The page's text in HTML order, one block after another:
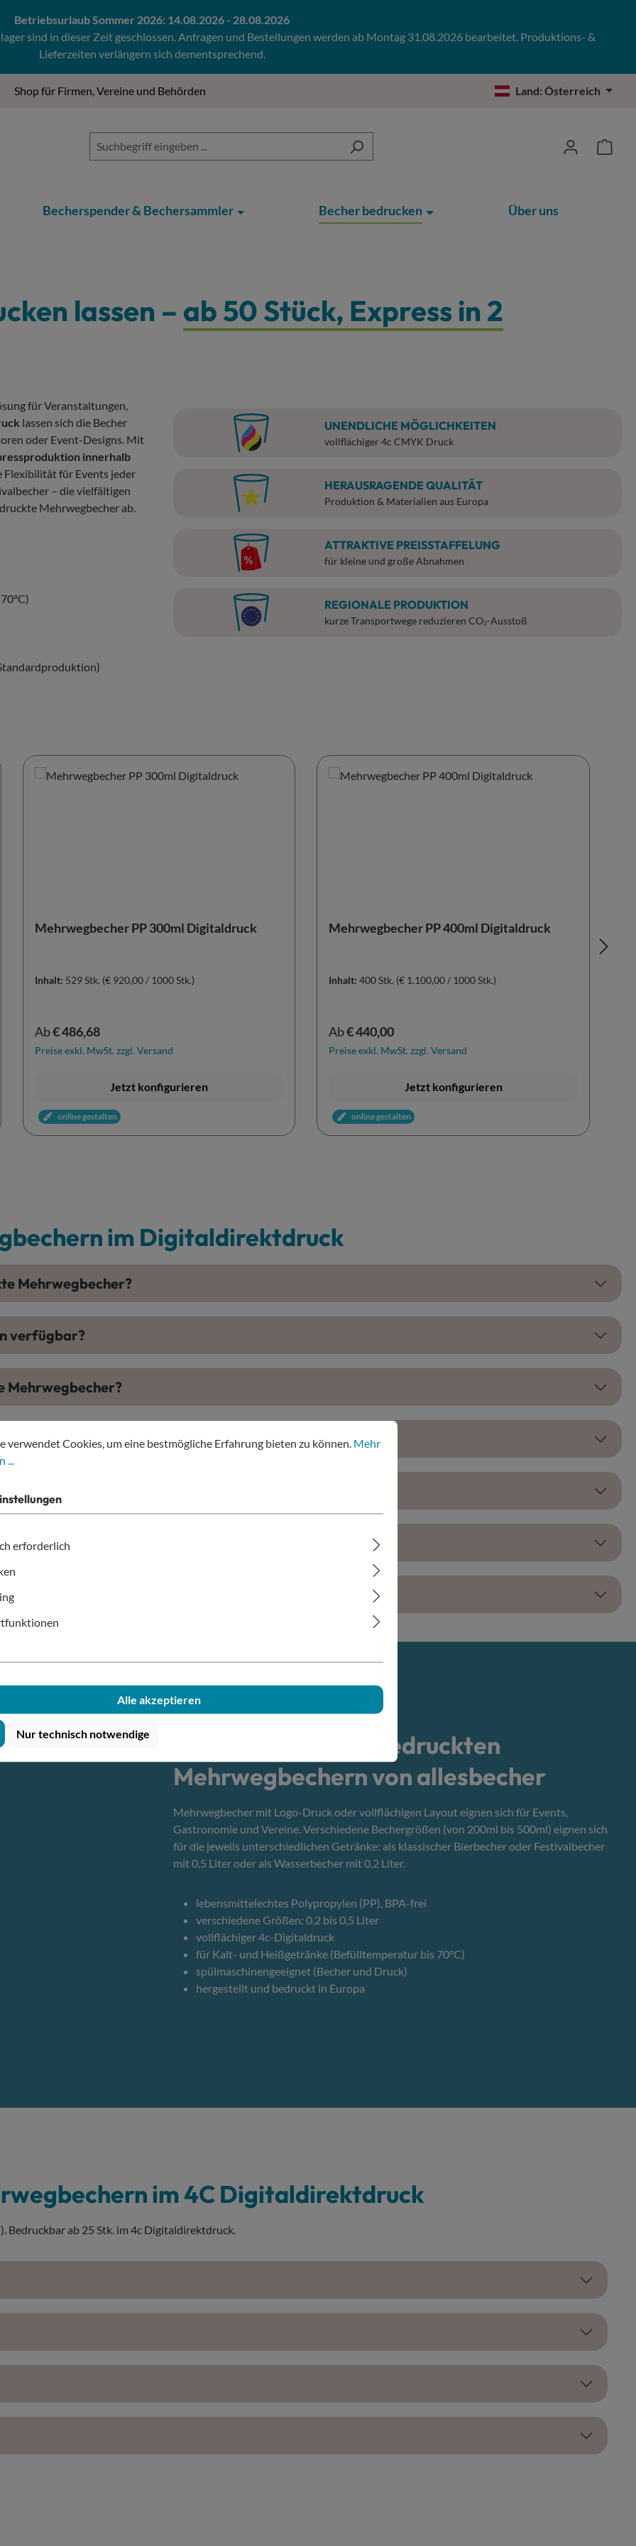
Betriebsurlaub Sommer 2026: 14.08.2026 - 28.08.2026
sind in dieser Zeit geschlossen. Anfragen und Bestellungen werden ab Montag 31.08.2026 bearbeitet. Produktions- &
Lieferzeiten verlängern sich dementsprechend.
Shop für Firmen, Vereine und Behörden Land:Österreich
Becherspender & Bechersammler Becher bedrucken Über uns
lassen – ab 50 Stück, Express in 2
für Veranstaltungen,
lassen sich die Becher
oder Event-Designs. Mit
innerhalb
Flexibilität für Events jeder
– die vielfältigen
Mehrwegbecher ab.
UNENDLICHE MÖGLICHKEITEN
vollflächiger 4c CMYK Druck
HERAUSRAGENDE QUALITÄT
Produktion & Materialien aus Europa
ATTRAKTIVE PREISSTAFFELUNG
für kleine und große Abnahmen
REGIONALE PRODUKTION
kurze Transportwege reduzieren CO₂-Ausstoß
Mehrwegbecher PP 300ml Digitaldruck
Inhalt: 529 Stk. (€ 920,00 / 1000 Stk.)
Regulärer Preis:
Ab€ 486,68
Preise exkl. MwSt. zzgl. Versand
Jetzt konfigurieren
online gestalten
Mehrwegbecher PP 400ml Digitaldruck
Inhalt:400 Stk. (€ 1.100,00 / 1000 Stk.)
Regulärer Preis:
Ab€ 440,00
Preise exkl. MwSt. zzgl. Versand
Jetzt konfigurieren
online gestalten
im Digitaldirektdruck
Mehrwegbecher?
verfügbar?
Mehrwegbecher?
von allesbecher?
Deine Vorteile bei bedruckten
Mehrwegbechern von allesbecher
Mehrwegbecher mit Logo-Druck oder vollflächigen Layout eignen sich für Events,
Gastronomie und Vereine. Verschiedene Bechergrößen (von 200ml bis 500ml) eignen sich
für die jeweils unterschiedlichen Getränke: als klassischer Bierbecher oder Festivalbecher
mit 0,5 Liter oder als Wasserbecher mit 0,2 Liter.
lebensmittelechtes Polypropylen (PP), BPA-frei
verschiedene Größen: 0,2 bis 0,5 Liter
vollflächiger 4c-Digitaldruck
für Kalt- und Heißgetränke (Befülltemperatur bis 70°C)
spülmaschinengeeignet (Becher und Druck)
hergestellt und bedruckt in Europa
im 4C Digitaldirektdruck
Bedruckbar ab 25 Stk. im 4c Digitaldirektdruck.
Cookies, um eine bestmögliche Erfahrung bieten zu können.
Mehr Informationen ...
verwendet Cookies, um eine bestmögliche Erfahrung bieten zu können. Mehr
erforderlich
Alle akzeptieren
Nur technisch notwendige